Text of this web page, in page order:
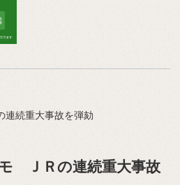
続重大事故を弾劾
ＪＲの連続重大事故